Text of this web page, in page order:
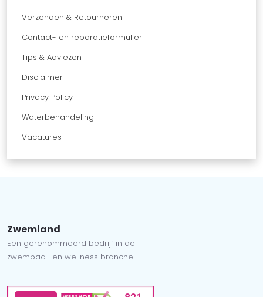
Verzenden & Retourneren
Contact- en reparatieformulier
Tips & Adviezen
Disclaimer
Privacy Policy
Waterbehandeling
Vacatures
Zwemland
Een gerenommeerd bedrijf in de
zwembad- en wellness branche.